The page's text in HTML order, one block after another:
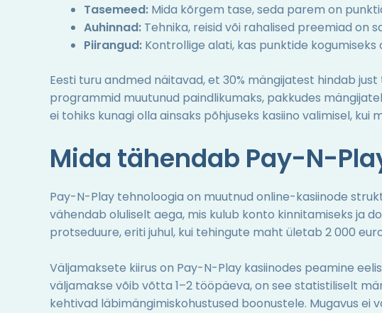
Tasemeed: Mida kõrgem tase, seda parem on
Auhinnad: Tehnika, reisid või rahalised preemiad on
Piirangud: Kontrollige alati, kas punktide kogumiseks
Eesti turu andmed näitavad, et 30% mängijatest hindab
programmid muutunud paindlikumaks, pakkudes
ei tohiks kunagi olla ainsaks põhjuseks kasiino valimisel,
Mida tähendab Pay-N-
Pay-N-Play tehnoloogia on muutnud online-kasiinode
vähendab oluliselt aega, mis kulub konto kinnitamiseks ja
protseduure, eriti juhul, kui tehingute maht ületab 2 000
Väljamaksete kiirus on Pay-N-Play kasiinodes peamine
väljamakse võib võtta 1–2 tööpäeva, on see statistiliselt
kehtivad läbimängimiskohustused boonustele. Mugavus ei